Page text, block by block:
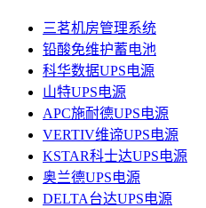
三茗机房管理系统
铅酸免维护蓄电池
科华数据UPS电源
山特UPS电源
APC施耐德UPS电源
VERTIV维谛UPS电源
KSTAR科士达UPS电源
奥兰德UPS电源
DELTA台达UPS电源